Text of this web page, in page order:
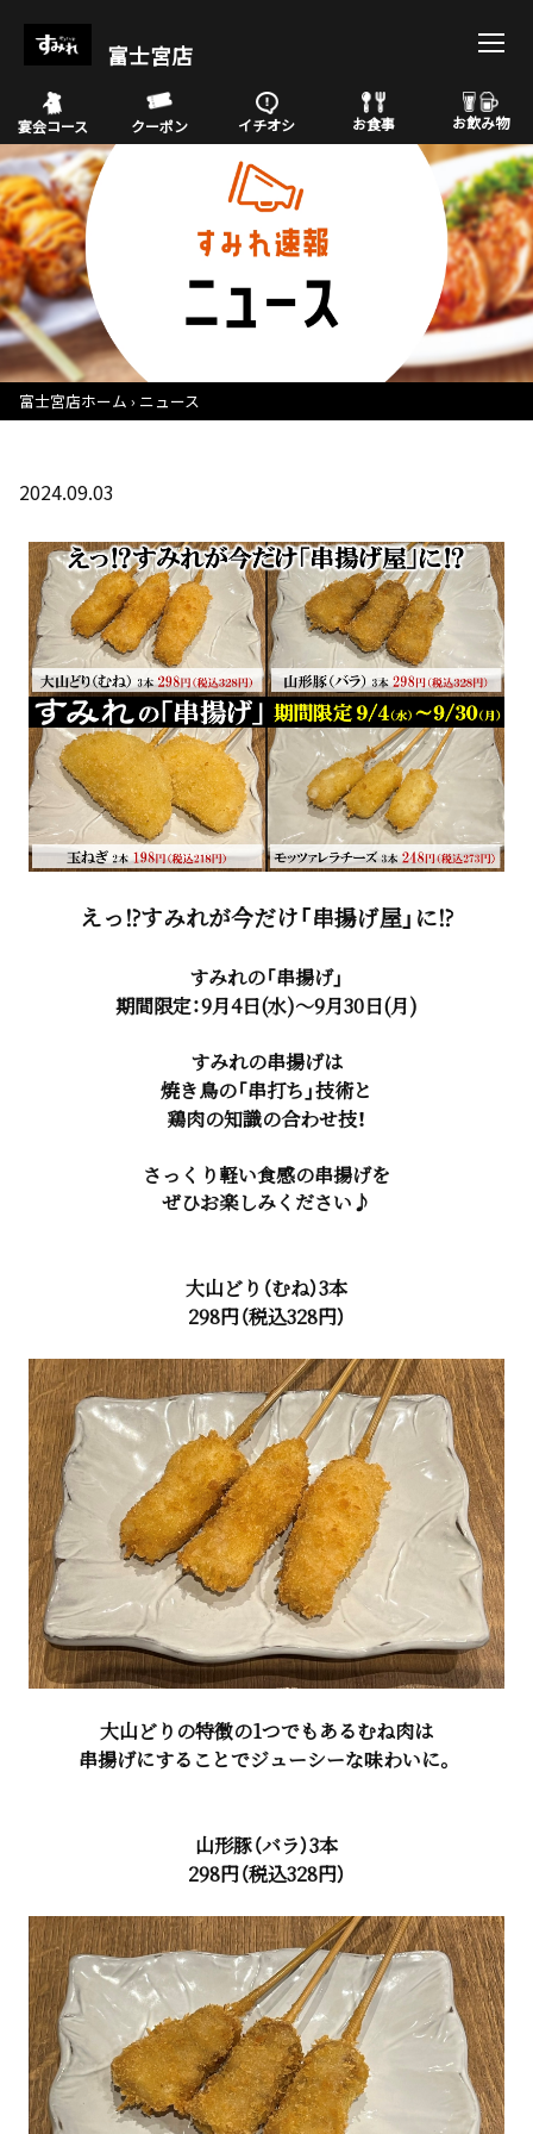
富士宮店
宴会コース クーポン イチオシ お食事 お飲み物
富士宮店ホーム ニュース
2024.09.03
えっ⁉すみれが今だけ「串揚げ屋」に⁉
すみれの「串揚げ」
期間限定：9月4日(水)～9月30日(月)
すみれの串揚げは
焼き鳥の「串打ち」技術と
鶏肉の知識の合わせ技！
さっくり軽い食感の串揚げを
ぜひお楽しみください♪
大山どり（むね）3本
298円（税込328円）
大山どりの特徴の1つでもあるむね肉は
串揚げにすることでジューシーな味わいに。
山形豚（バラ）3本
298円（税込328円）